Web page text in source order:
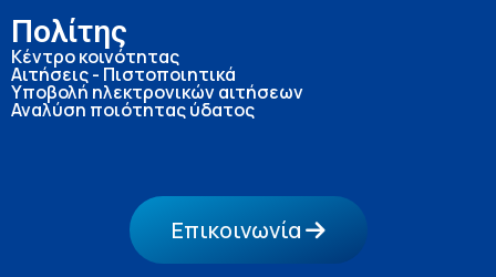
Πολίτης
Κέντρο κοινότητας
Αιτήσεις - Πιστοποιητικά
Υποβολή ηλεκτρονικών αιτήσεων
Αναλύση ποιότητας ύδατος
Επικοινωνία